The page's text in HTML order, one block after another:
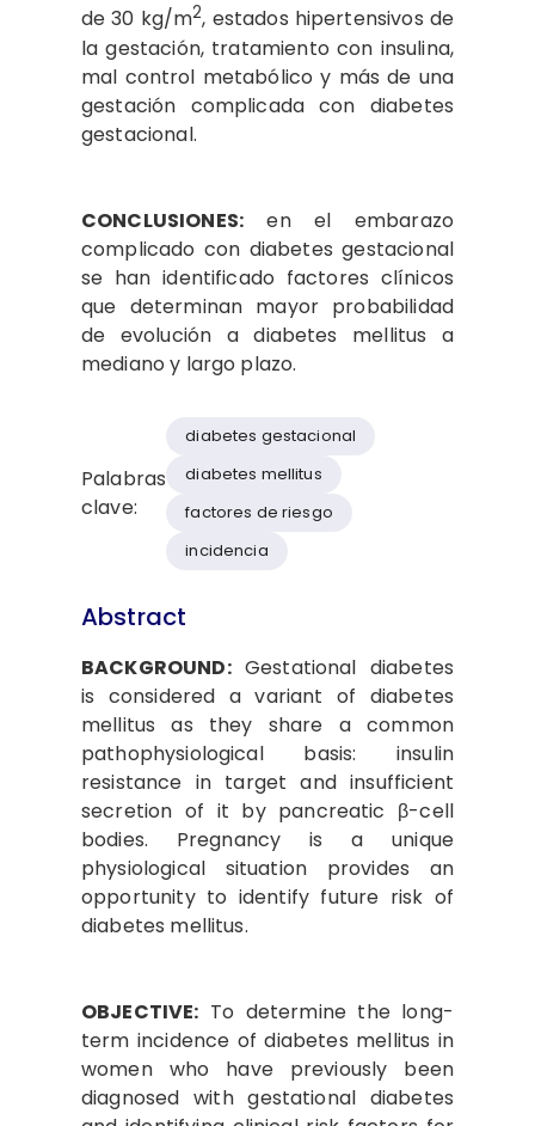
de 30 kg/m2, estados hipertensivos de
la gestación, tratamiento con insulina,
mal control metabólico y más de una
gestación complicada con diabetes
gestacional.
CONCLUSIONES:en el embarazo
complicado con diabetes gestacional
se han identificado factores clínicos
que determinan mayor probabilidad
de evolución a diabetes mellitus a
mediano y largo plazo.
Palabras
clave:
diabetes gestacional
diabetes mellitus
factores de riesgo
incidencia
Abstract
BACKGROUND:Gestational diabetes
is considered a variant of diabetes
mellitus as they share a common
pathophysiological basis: insulin
resistance in target and insufficient
secretion of it by pancreatic β-cell
bodies. Pregnancy is a unique
physiological situation provides an
opportunity to identify future risk of
diabetes mellitus.
OBJECTIVE: To determine the long-
term incidence of diabetes mellitus in
women who have previously been
diagnosed with gestational diabetes